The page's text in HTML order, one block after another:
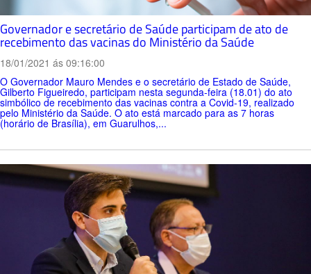
Governador e secretário de Saúde participam de ato de
recebimento das vacinas do Ministério da Saúde
18/01/2021 ás 09:16:00
O Governador Mauro Mendes e o secretário de Estado de Saúde,
Gilberto Figueiredo, participam nesta segunda-feira (18.01) do ato
simbólico de recebimento das vacinas contra a Covid-19, realizado
pelo Ministério da Saúde. O ato está marcado para as 7 horas
(horário de Brasília), em Guarulhos,...